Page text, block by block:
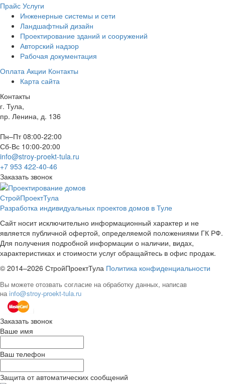
Прайс Услуги
Инженерные системы и сети
Ландшафтный дизайн
Проектирование зданий и сооружений
Авторский надзор
Рабочая документация
Оплата Акции Контакты
Карта сайта
Контакты
г. Тула,
пр. Ленина, д. 136
Пн–Пт 08:00-22:00
Сб-Вс 10:00-20:00
info@stroy-proekt-tula.ru
+7 953 422-40-46
Заказать звонок
СтройПроектТула
Разработка индивидуальных проектов домов в Туле
Сайт носит исключительно информационный характер и не
является публичной офертой, определяемой положениями ГК РФ.
Для получения подробной информации о наличии, видах,
характеристиках и стоимости услуг обращайтесь в офис продаж.
© 2014–2026 СтройПроектТула Политика конфиденциальности
Вы можете отозвать согласие на обработку данных, написав
на info@stroy-proekt-tula.ru
Заказать звонок
Ваше имя
Ваш телефон
Защита от автоматических сообщений